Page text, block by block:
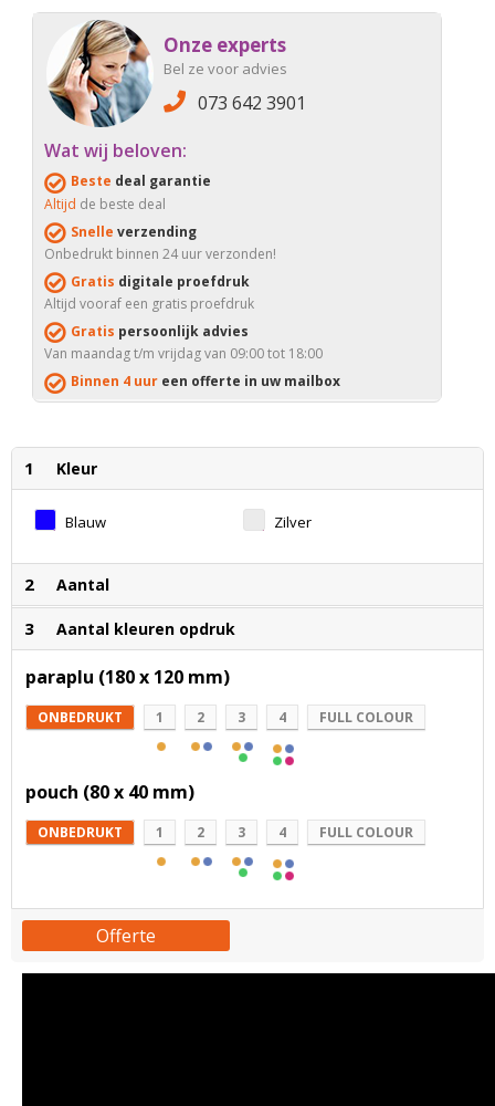
Onze experts
Bel ze voor advies
073 642 3901
Wat wij beloven:
Beste deal garantie
Altijd de beste deal
Snelle verzending
Onbedrukt binnen 24 uur verzonden!
Gratis digitale proefdruk
Altijd vooraf een gratis proefdruk
Gratis persoonlijk advies
Van maandag t/m vrijdag van 09:00 tot 18:00
Binnen 4 uur een offerte in uw mailbox
1 Kleur
Blauw Zilver
2 Aantal
3 Aantal kleuren opdruk
paraplu (180 x 120 mm)
ONBEDRUKT 1 2 3 4 FULL COLOUR
pouch (80 x 40 mm)
ONBEDRUKT 1 2 3 4 FULL COLOUR
Offerte